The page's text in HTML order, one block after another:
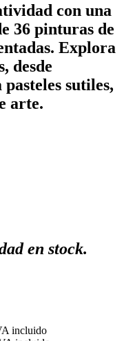
con una
36 pinturas de
Explora
desde
sutiles,
arte.
en stock.
incluido